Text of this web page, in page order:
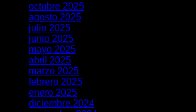
octubre 2025
agosto 2025
julio 2025
junio 2025
mayo 2025
abril 2025
marzo 2025
febrero 2025
enero 2025
diciembre 2024